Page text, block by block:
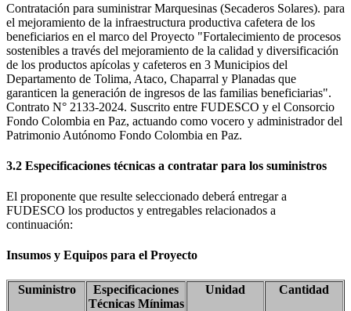
Contratación para suministrar Marquesinas (Secaderos Solares). para
el mejoramiento de la infraestructura productiva cafetera de los
beneficiarios en el marco del Proyecto "Fortalecimiento de procesos
sostenibles a través del mejoramiento de la calidad y diversificación
de los productos apícolas y cafeteros en 3 Municipios del
Departamento de Tolima, Ataco, Chaparral y Planadas que
garanticen la generación de ingresos de las familias beneficiarias".
Contrato N° 2133-2024. Suscrito entre FUDESCO y el Consorcio
Fondo Colombia en Paz, actuando como vocero y administrador del
Patrimonio Autónomo Fondo Colombia en Paz.
3.2 Especificaciones técnicas a contratar para los suministros
El proponente que resulte seleccionado deberá entregar a
FUDESCO los productos y entregables relacionados a
continuación:
Insumos y Equipos para el Proyecto
Suministro
Especificaciones
Técnicas Mínimas
Unidad Cantidad